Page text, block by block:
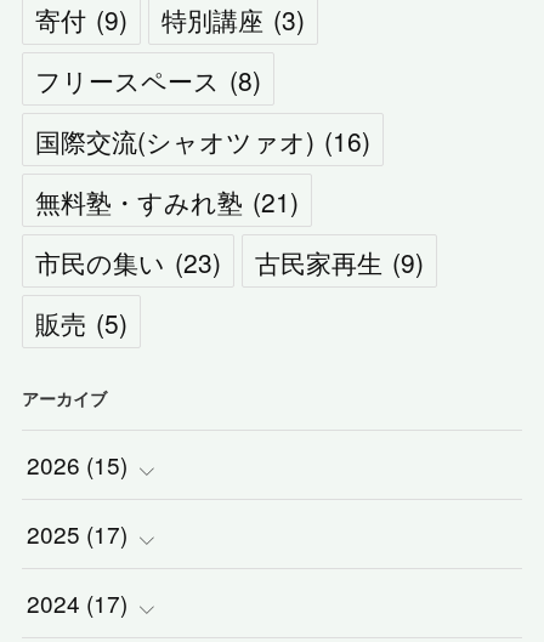
寄付 (9) 特別講座 (3)
フリースペース (8)
国際交流(シャオツァオ) (16)
無料塾・すみれ塾 (21)
市民の集い (23) 古民家再生 (9)
販売 (5)
アーカイブ
2026 (15)
(1)
(1)
2025 (17)
(2)
2024 (17)